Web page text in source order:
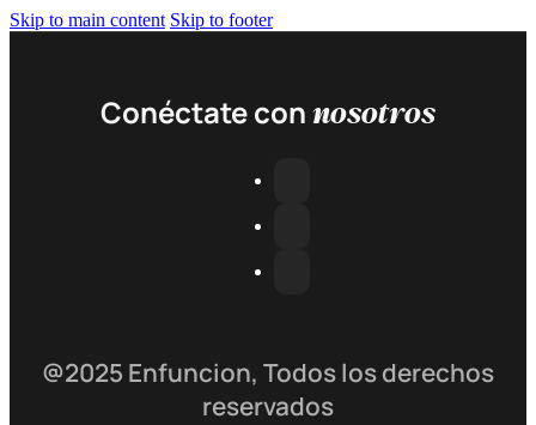
Skip to main content Skip to footer
Conéctate connosotros
@2025 Enfuncion, Todos los derechos
reservados